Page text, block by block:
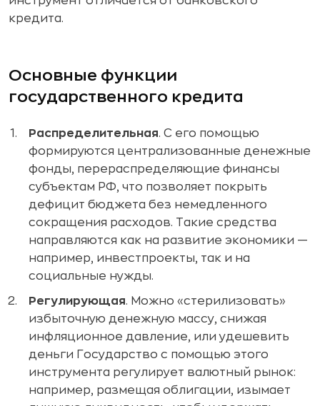
кредита.
Основные функции
государственного кредита
Распределительная. С его помощью
формируются централизованные денежные
фонды, перераспределяющие финансы
субъектам РФ, что позволяет покрыть
дефицит бюджета без немедленного
сокращения расходов. Такие средства
направляются как на развитие экономики —
например, инвестпроекты, так и на
социальные нужды.
Регулирующая. Можно «стерилизовать»
избыточную денежную массу, снижая
инфляционное давление, или удешевить
деньги Государство с помощью этого
инструмента регулирует валютный рынок:
например, размещая облигации, изымает